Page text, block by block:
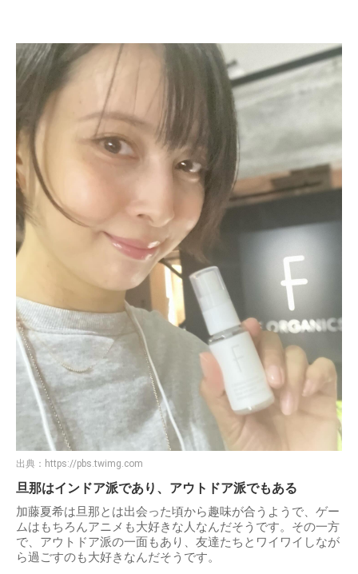
出典： https://pbs.twimg.com
旦那はインドア派であり、アウトドア派でもある
加藤夏希は旦那とは出会った頃から趣味が合うようで、ゲー
ムはもちろんアニメも大好きな人なんだそうです。その一方
で、アウトドア派の一面もあり、友達たちとワイワイしなが
ら過ごすのも大好きなんだそうです。